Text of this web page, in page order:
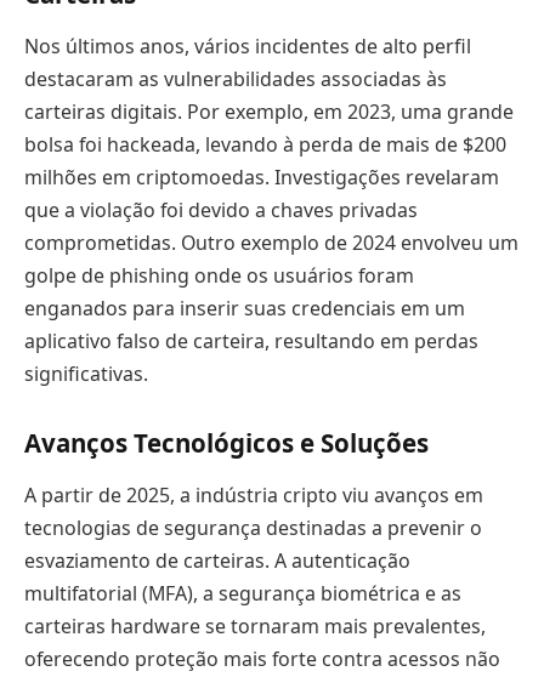
Nos últimos anos, vários incidentes de alto perfil
destacaram as vulnerabilidades associadas às
carteiras digitais. Por exemplo, em 2023, uma grande
bolsa foi hackeada, levando à perda de mais de $200
milhões em criptomoedas. Investigações revelaram
que a violação foi devido a chaves privadas
comprometidas. Outro exemplo de 2024 envolveu um
golpe de phishing onde os usuários foram
enganados para inserir suas credenciais em um
aplicativo falso de carteira, resultando em perdas
significativas.
Avanços Tecnológicos e Soluções
A partir de 2025, a indústria cripto viu avanços em
tecnologias de segurança destinadas a prevenir o
esvaziamento de carteiras. A autenticação
multifatorial (MFA), a segurança biométrica e as
carteiras hardware se tornaram mais prevalentes,
oferecendo proteção mais forte contra acessos não